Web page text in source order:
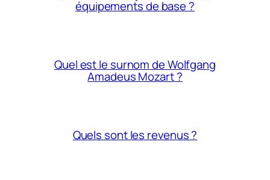
équipements de base ?
Quel est le surnom de Wolfgang
Amadeus Mozart ?
Quels sont les revenus ?